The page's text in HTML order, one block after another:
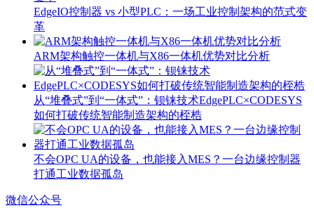
EdgeIO控制器 vs 小型PLC：一场工业控制架构的范式变
革
ARM架构触控一体机与X86一体机优势对比分析
从“堆叠式”到“一体式”：钡铼技术EdgePLC×CODESYS
如何打破传统智能制造架构的桎梏
不会OPC UA的设备，也能接入MES？一台边缘控制器
打通工业数据孤岛
微信公众号